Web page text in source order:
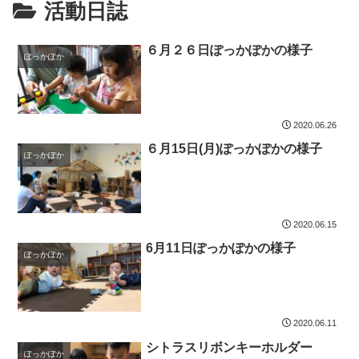
活動日誌
ぽっかぽか ６月２６日ぽっかぽかの様子
2020.06.26
ぽっかぽか ６月15日(月)ぽっかぽかの様子
2020.06.15
ぽっかぽか 6月11日ぽっかぽかの様子
2020.06.11
ぽっかぽか シトラスリボンキーホルダー